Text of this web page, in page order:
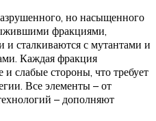
но насыщенного
фракциями,
и сталкиваются с мутантами и
Каждая фракция
слабые стороны, что требует
Все элементы – от
– дополняют